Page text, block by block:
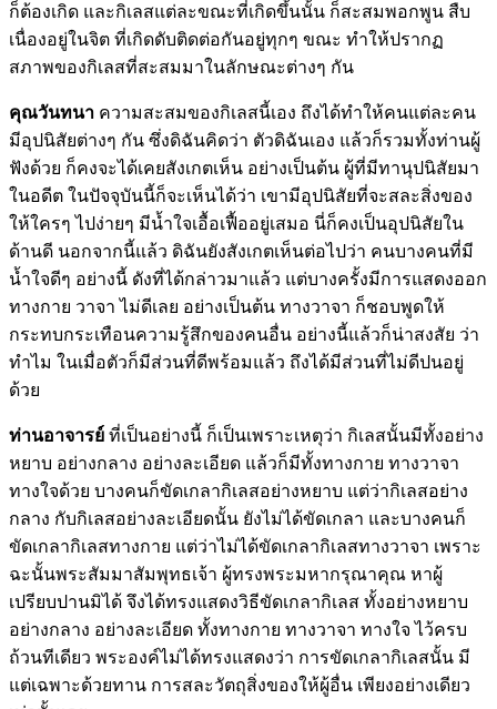
ก็ต้องเกิด และกิเลสแต่ละขณะที่เกิดขึ้นนั้น ก็สะสมพอกพูน สืบ
เนื่องอยู่ในจิต ที่เกิดดับติดต่อกันอยู่ทุกๆ ขณะ ทำให้ปรากฏ
สภาพของกิเลสที่สะสมมาในลักษณะต่างๆ กัน
คุณวันทนา ความสะสมของกิเลสนี้เอง ถึงได้ทำให้คนแต่ละคน
มีอุปนิสัยต่างๆ กัน ซึ่งดิฉันคิดว่า ตัวดิฉันเอง แล้วก็รวมทั้งท่านผู้
ฟังด้วย ก็คงจะได้เคยสังเกตเห็น อย่างเป็นต้น ผู้ที่มีทานุปนิสัยมา
ในอดีต ในปัจจุบันนี้ก็จะเห็นได้ว่า เขามีอุปนิสัยที่จะสละสิ่งของ
ให้ใครๆ ไปง่ายๆ มีน้ำใจเอื้อเฟื้ออยู่เสมอ นี่ก็คงเป็นอุปนิสัยใน
ด้านดี นอกจากนี้แล้ว ดิฉันยังสังเกตเห็นต่อไปว่า คนบางคนที่มี
น้ำใจดีๆ อย่างนี้ ดังที่ได้กล่าวมาแล้ว แต่บางครั้งมีการแสดงออก
ทางกาย วาจา ไม่ดีเลย อย่างเป็นต้น ทางวาจา ก็ชอบพูดให้
กระทบกระเทือนความรู้สึกของคนอื่น อย่างนี้แล้วก็น่าสงสัย ว่า
ทำไม ในเมื่อตัวก็มีส่วนที่ดีพร้อมแล้ว ถึงได้มีส่วนที่ไม่ดีปนอยู่
ด้วย
ท่านอาจารย์ ที่เป็นอย่างนี้ ก็เป็นเพราะเหตุว่า กิเลสนั้นมีทั้งอย่าง
หยาบ อย่างกลาง อย่างละเอียด แล้วก็มีทั้งทางกาย ทางวาจา
ทางใจด้วย บางคนก็ขัดเกลากิเลสอย่างหยาบ แต่ว่ากิเลสอย่าง
กลาง กับกิเลสอย่างละเอียดนั้น ยังไม่ได้ขัดเกลา และบางคนก็
ขัดเกลากิเลสทางกาย แต่ว่าไม่ได้ขัดเกลากิเลสทางวาจา เพราะ
ฉะนั้นพระสัมมาสัมพุทธเจ้า ผู้ทรงพระมหากรุณาคุณ หาผู้
เปรียบปานมิได้ จึงได้ทรงแสดงวิธีขัดเกลากิเลส ทั้งอย่างหยาบ
อย่างกลาง อย่างละเอียด ทั้งทางกาย ทางวาจา ทางใจ ไว้ครบ
ถ้วนทีเดียว พระองค์ไม่ได้ทรงแสดงว่า การขัดเกลากิเลสนั้น มี
แต่เฉพาะด้วยทาน การสละวัตถุสิ่งของให้ผู้อื่น เพียงอย่างเดียว